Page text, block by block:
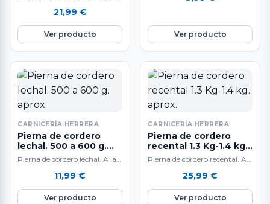
del producto es aproximado…
21,99 €
Ver producto
aproximadamente. Deliciosa a
Ver producto
CARNICERÍA HERRERA
Pierna de cordero
lechal. 500 a 600 g.
aprox.
Pierna de cordero lechal. A la
600 g. aproximadamente.…
11,99 €
Ver producto
CARNICERÍA HERRERA
Pierna de cordero
recental 1.3 Kg-1.4 kg.
aprox.
Pierna de cordero recental. A
del producto es aproximado…
25,99 €
Ver producto